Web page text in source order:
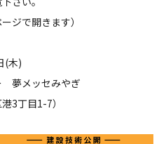
ジで開きます）
(木)
夢メッセみやぎ
丁目1-7）